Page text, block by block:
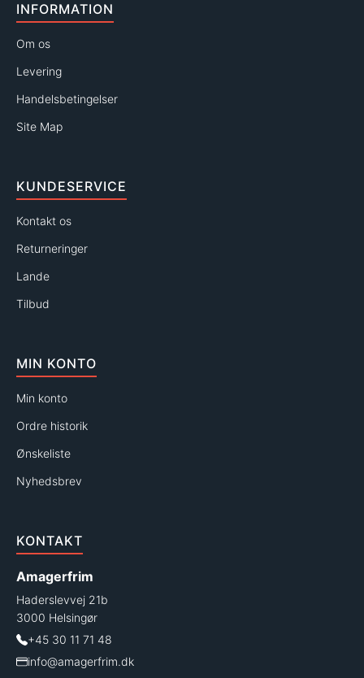
INFORMATION
Om os
Levering
Handelsbetingelser
Site Map
KUNDESERVICE
Kontakt os
Returneringer
Lande
Tilbud
MIN KONTO
Min konto
Ordre historik
Ønskeliste
Nyhedsbrev
KONTAKT
Amagerfrim
Haderslevvej 21b
3000 Helsingør
+45 30 11 71 48
info@amagerfrim.dk